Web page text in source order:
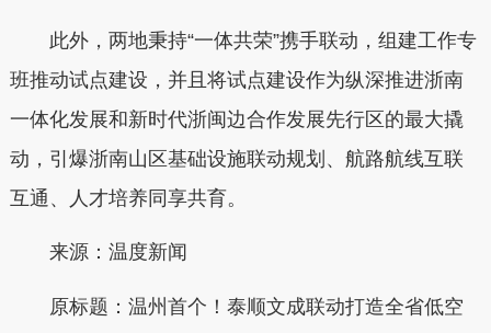
此外，两地秉持“一体共荣”携手联动，组建工作专
班推动试点建设，并且将试点建设作为纵深推进浙南
一体化发展和新时代浙闽边合作发展先行区的最大撬
动，引爆浙南山区基础设施联动规划、航路航线互联
互通、人才培养同享共育。
来源：温度新闻
原标题：温州首个！泰顺文成联动打造全省低空